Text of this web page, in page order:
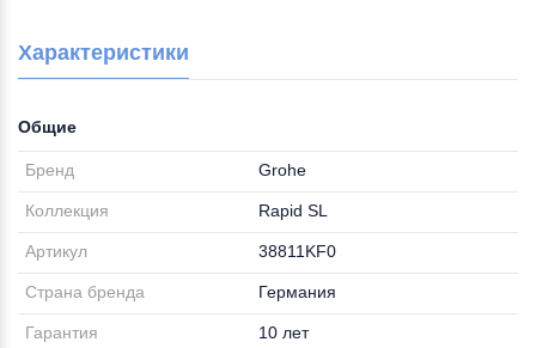
Характеристики
Общие
Бренд Grohe
Коллекция Rapid SL
Артикул 38811KF0
Страна бренда Германия
Гарантия 10 лет